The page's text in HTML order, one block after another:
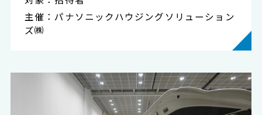
主催：パナソニックハウジングソリューション
ズ㈱